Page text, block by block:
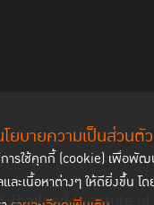
ยบายความเป็นส่วนตัว
ารใช้คุกกี้ (cookie) เพื่อพั
ละเนื้อหาต่างๆ ให้ดียิ่งขึ้น โ